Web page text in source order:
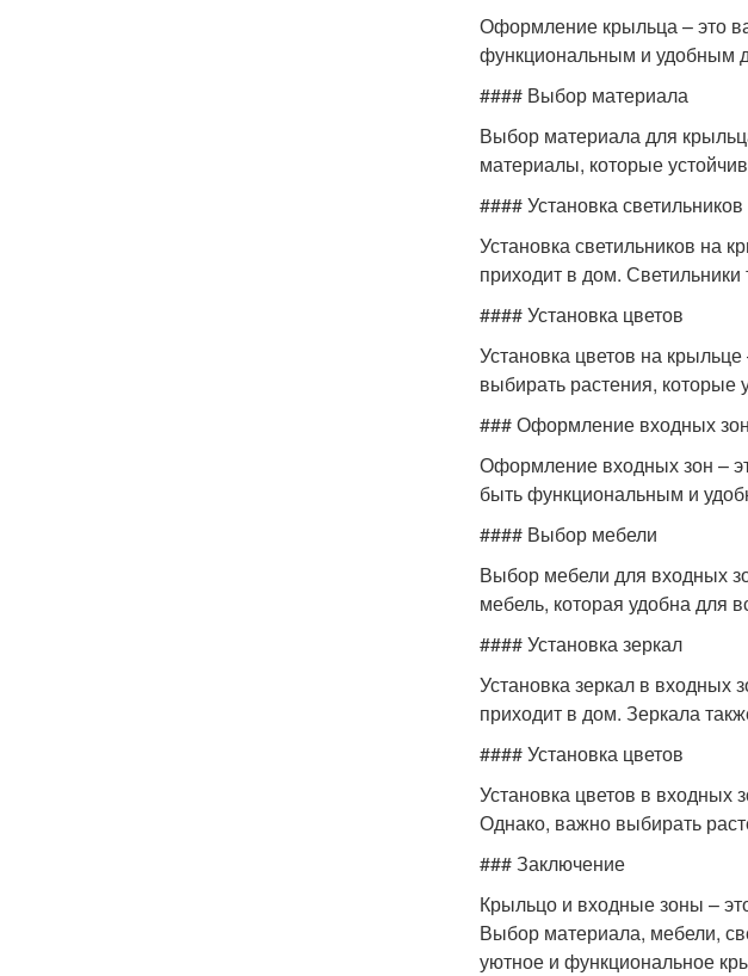
Оформление крыльца – это
функциональным и удобным
#### Выбор материала
Выбор материала для
материалы, которые
#### Установка светильников
Установка светильников на
приходит в дом.
#### Установка цветов
Установка цветов на
выбирать растения, которые
### Оформление входных зон
Оформление входных зон –
быть функциональным и
#### Выбор мебели
Выбор мебели для входных
мебель, которая удобна для
#### Установка зеркал
Установка зеркал в входных
приходит в дом. Зеркала
#### Установка цветов
Установка цветов в входных
Однако, важно выбирать
### Заключение
Крыльцо и входные зоны –
Выбор материала, мебели,
уютное и функциональное